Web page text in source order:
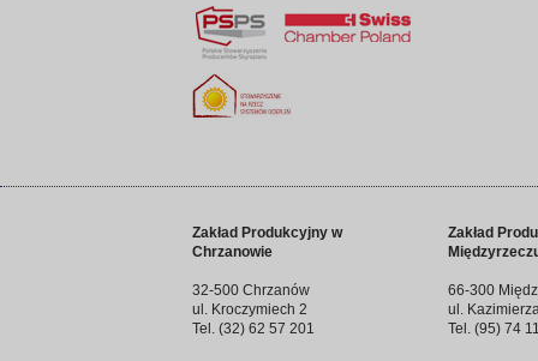
Zakład Produkcyjny w
Chrzanowie
32-500 Chrzanów
ul. Kroczymiech 2
Tel. (32) 62 57 201
Zakład
66-300
ul.
Tel. (95) 74